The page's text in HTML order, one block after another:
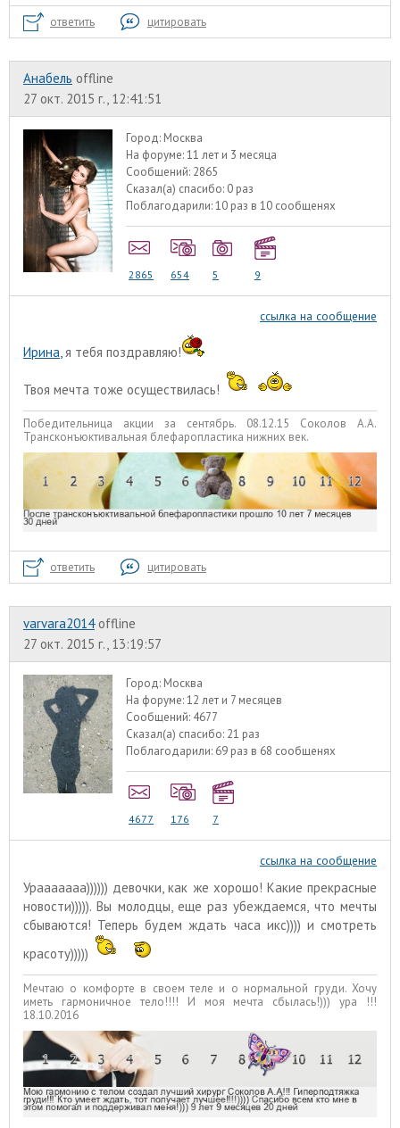
ответить цитировать
Анабель offline
27 окт. 2015 г., 12:41:51
Город: Москва
На форуме:11 лет и 3 месяца
Сообщений: 2865
Сказал(а) спасибо: 0 раз
Поблагодарили:10 раз в 10 сообщенях
2865 654 5 9
ссылка на сообщение
Ирина,я тебя поздравляю!
Твоя мечта тоже осуществилась!
Победительница акции за сентябрь. 08.12.15 Соколов А.А.
Трансконъюктивальная блефаропластика нижних век.
ответить цитировать
varvara2014 offline
27 окт. 2015 г., 13:19:57
Город: Москва
На форуме:12 лет и 7 месяцев
Сообщений: 4677
Сказал(а) спасибо: 21 раз
Поблагодарили: 69 раз в 68 сообщенях
4677 176 7
ссылка на сообщение
Урааааааа)))))) девочки, как же хорошо! Какие прекрасные
новости))))). Вы молодцы, еще раз убеждаемся, что мечты
сбываются! Теперь будем ждать часа икс)))) и смотреть
красоту)))))
Мечтаю о комфорте в своем теле и о нормальной груди. Хочу
иметь гармоничное тело!!!! И моя мечта сбылась!))) ура !!!
18.10.2016